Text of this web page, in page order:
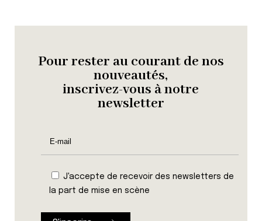
Pour rester au courant de nos
nouveautés,
inscrivez-vous à notre
newsletter
J'accepte de recevoir des newsletters de
la part de mise en scène